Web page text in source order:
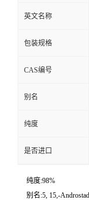
英文名称
包装规格
CAS编号
别名
纯度
是否进口
纯度:98%
别名:5, 15,-